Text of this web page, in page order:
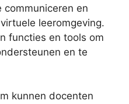
en
leeromgeving.
functies en tools om
en te
kunnen docenten